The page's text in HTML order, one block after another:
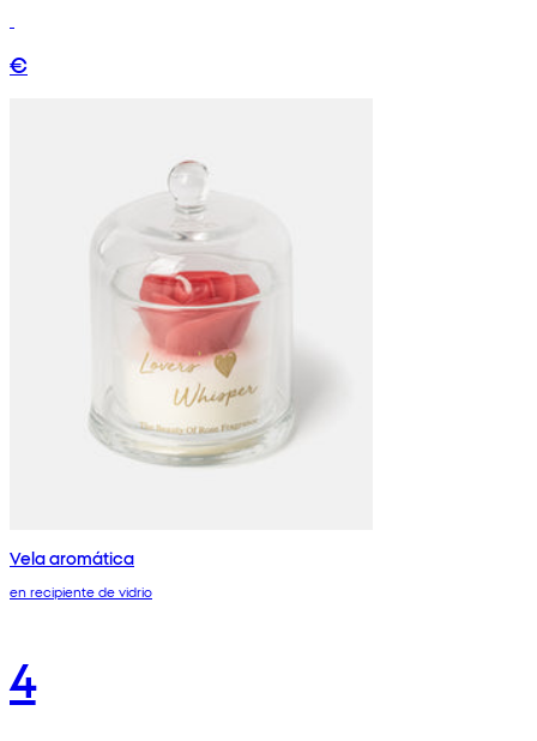
€
Vela aromática
en recipiente de vidrio
4